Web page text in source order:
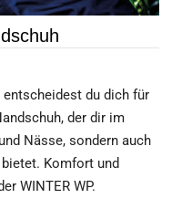
entscheidest du dich für
der dir im
Nässe, sondern auch
Komfort und
WINTER WP.